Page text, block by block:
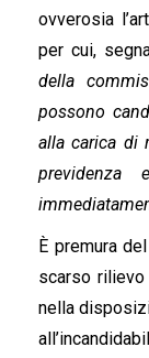
ovverosia
per cui,
della
possono
alla carica di
previdenza
È premura
scarso
nella